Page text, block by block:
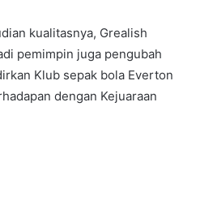
kualitasnya, Grealish
pemimpin juga pengubah
Klub sepak bola Everton
dengan Kejuaraan